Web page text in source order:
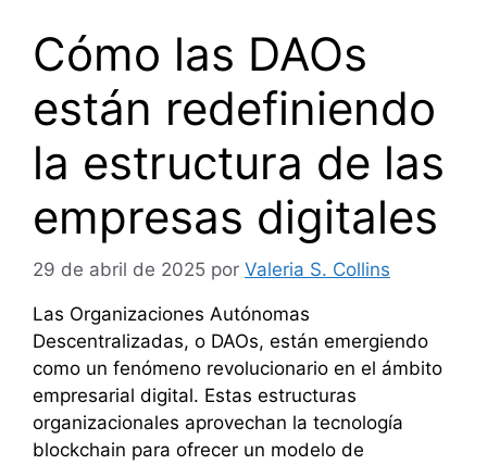
Cómo las DAOs
están redefiniendo
la estructura de las
empresas digitales
29 de abril de 2025 por Valeria S. Collins
Las Organizaciones Autónomas
Descentralizadas, o DAOs, están emergiendo
como un fenómeno revolucionario en el ámbito
empresarial digital. Estas estructuras
organizacionales aprovechan la tecnología
blockchain para ofrecer un modelo de